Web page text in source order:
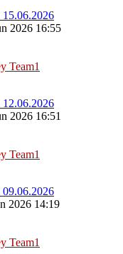
2026 16:55
Team1
2026 16:51
Team1
2026 14:19
Team1